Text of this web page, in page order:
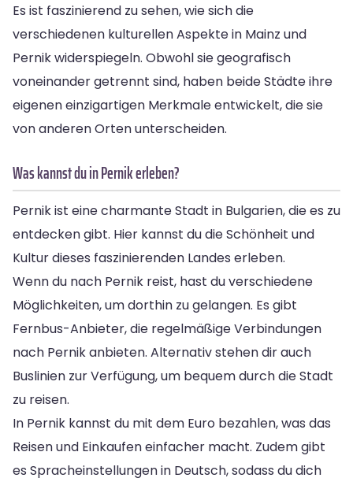
Es ist faszinierend zu sehen, wie sich die
verschiedenen kulturellen Aspekte in Mainz und
Pernik widerspiegeln. Obwohl sie geografisch
voneinander getrennt sind, haben beide Städte ihre
eigenen einzigartigen Merkmale entwickelt, die sie
von anderen Orten unterscheiden.
Was kannst du in Pernik erleben?
Pernik ist eine charmante Stadt in Bulgarien, die es zu
entdecken gibt. Hier kannst du die Schönheit und
Kultur dieses faszinierenden Landes erleben.
Wenn du nach Pernik reist, hast du verschiedene
Möglichkeiten, um dorthin zu gelangen. Es gibt
Fernbus-Anbieter, die regelmäßige Verbindungen
nach Pernik anbieten. Alternativ stehen dir auch
Buslinien zur Verfügung, um bequem durch die Stadt
zu reisen.
In Pernik kannst du mit dem Euro bezahlen, was das
Reisen und Einkaufen einfacher macht. Zudem gibt
es Spracheinstellungen in Deutsch, sodass du dich